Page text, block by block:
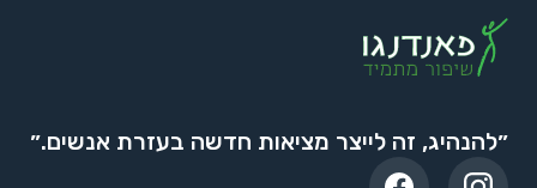
״להנהיג, זה לייצר מציאות חדשה בעזרת אנשים.״